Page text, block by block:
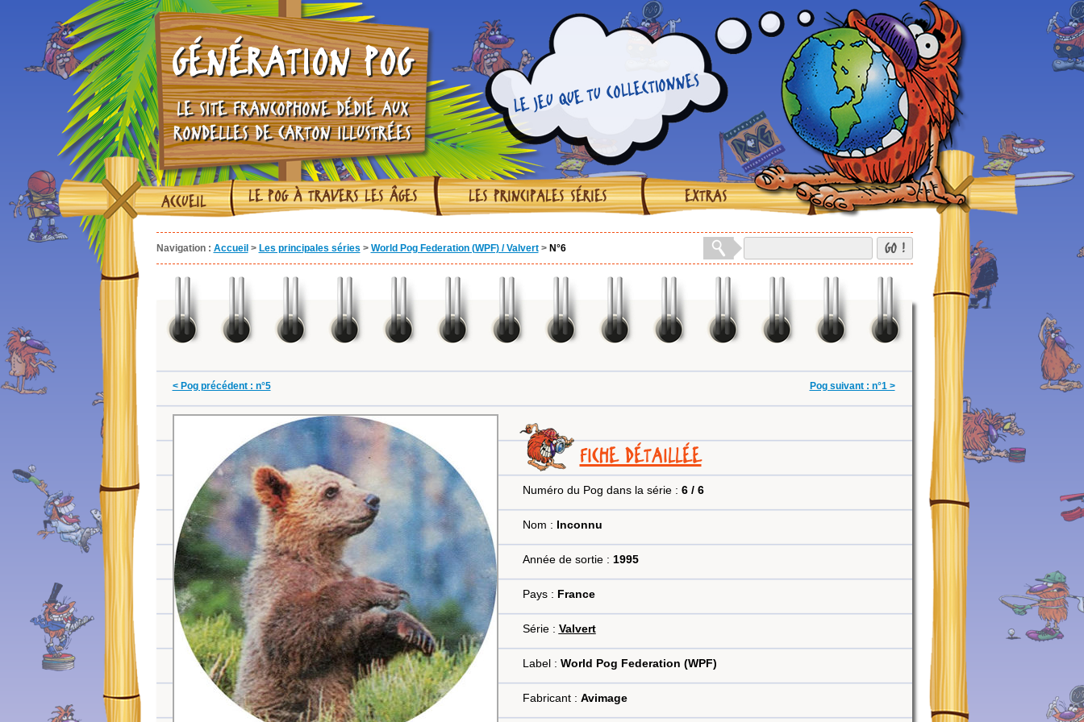
GÉNÉRATION POG
LE SITE FRANCOPHONE DÉDIÉ AUX
RONDELLES DE CARTON ILLUSTRÉES
LE JEU QUE TU COLLECTIONNES
ACCUEIL LE POG À TRAVERS LES ÂGES LES PRINCIPALES SÉRIES EXTRAS
Navigation : Accueil > Les principales séries > World Pog Federation (WPF) / Valvert > N°6 GO !
< Pog précédent : n°5 Pog suivant : n°1 >
FICHE DÉTAILLÉE
Numéro du Pog dans la série : 6 / 6
Nom : Inconnu
Année de sortie : 1995
Pays : France
Série : Valvert
Label : World Pog Federation (WPF)
Fabricant : Avimage